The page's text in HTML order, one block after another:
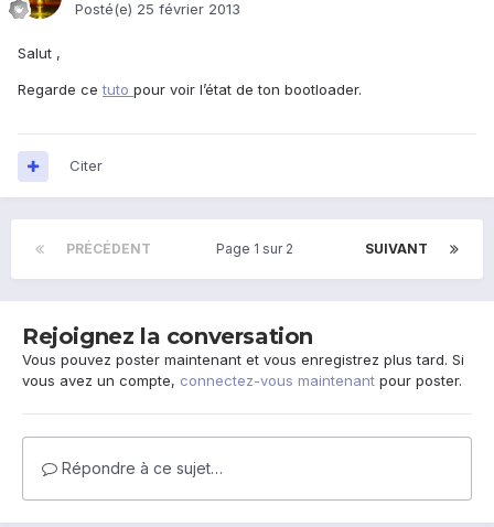
Posté(e) 25 février 2013
Salut ,
Regarde cetuto pour voir l’état de ton bootloader.
Citer
PRÉCÉDENT SUIVANT
Page 1 sur 2
Rejoignez la conversation
Vous pouvez poster maintenant et vous enregistrez plus tard. Si
vous avez un compte, connectez-vous maintenant pour poster.
Répondre à ce sujet…